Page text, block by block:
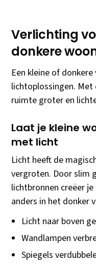
Verlichting
donkere
Een kleine of
lichtoplossingen.
ruimte groter en
Laat je kleine
met licht
Licht heeft de
vergroten. Door slim
lichtbronnen creëer
anders in het donker
Licht naar boven
Wandlampen
Spiegels